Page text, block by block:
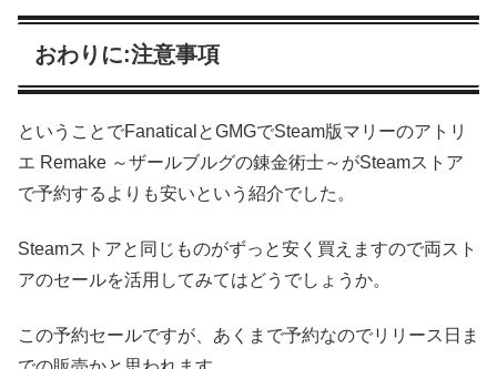
おわりに:注意事項
ということでFanaticalとGMGでSteam版マリーのアトリ
エ Remake ～ザールブルグの錬金術士～がSteamストア
で予約するよりも安いという紹介でした。
Steamストアと同じものがずっと安く買えますので両スト
アのセールを活用してみてはどうでしょうか。
この予約セールですが、あくまで予約なのでリリース日ま